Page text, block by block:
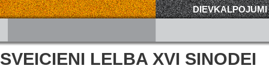
DIEVKALPOJUMI
SVEICIENI LELBA XVI SINODEI